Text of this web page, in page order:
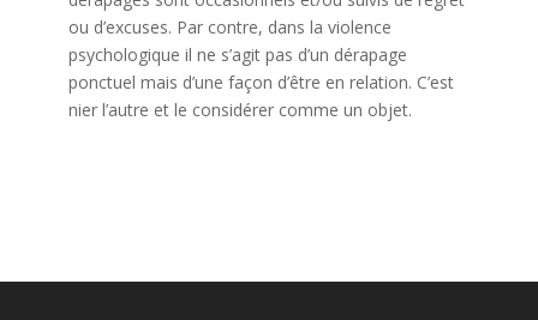
ou d’excuses. Par contre, dans la violence
psychologique il ne s’agit pas d’un dérapage
ponctuel mais d’une façon d’être en relation. C’est
nier l’autre et le considérer comme un objet.